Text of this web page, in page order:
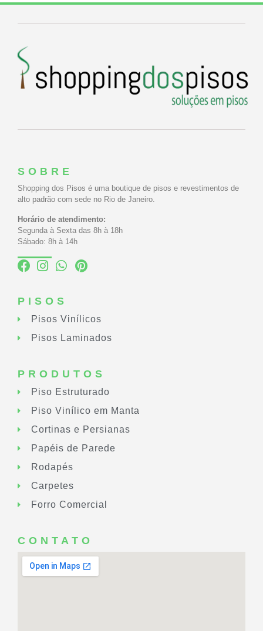
SOBRE
Shopping dos Pisos é uma boutique de pisos e revestimentos de
alto padrão com sede no Rio de Janeiro.
Horário de atendimento:
Segunda à Sexta das 8h à 18h
Sábado: 8h à 14h
PISOS
Pisos Vinílicos
Pisos Laminados
PRODUTOS
Piso Estruturado
Piso Vinílico em Manta
Cortinas e Persianas
Papéis de Parede
Rodapés
Carpetes
Forro Comercial
CONTATO